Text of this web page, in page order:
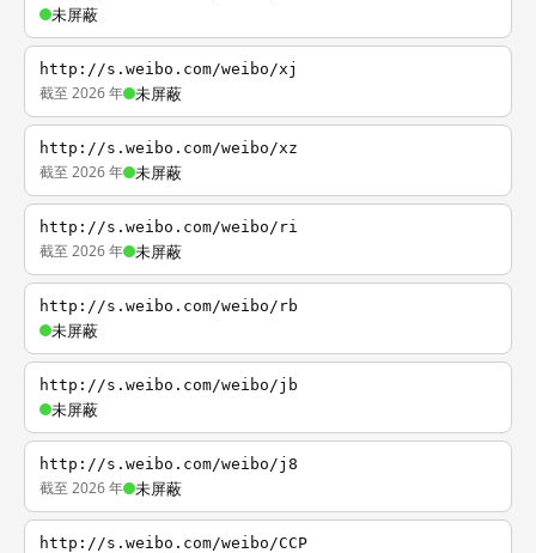
未屏蔽
http://s.weibo.com/weibo/xj
截至 2026 年 未屏蔽
http://s.weibo.com/weibo/xz
截至 2026 年 未屏蔽
http://s.weibo.com/weibo/ri
截至 2026 年 未屏蔽
http://s.weibo.com/weibo/rb
未屏蔽
http://s.weibo.com/weibo/jb
未屏蔽
http://s.weibo.com/weibo/j8
截至 2026 年 未屏蔽
http://s.weibo.com/weibo/CCP